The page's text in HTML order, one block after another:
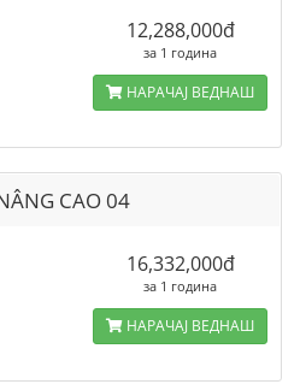
12,288,000đ
за 1 година
НАРАЧАЈ ВЕДНАШ
CAO 04
16,332,000đ
за 1 година
НАРАЧАЈ ВЕДНАШ